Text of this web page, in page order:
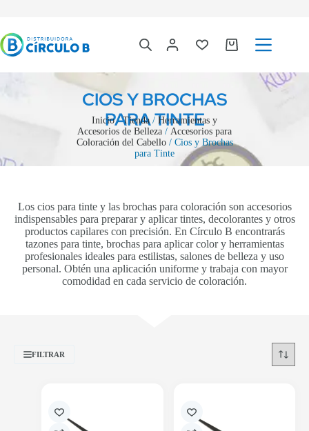
CIOS Y BROCHAS
PARA TINTE
Inicio/Tienda/ Herramientas y
Accesorios de Belleza / Accesorios para
Coloración del Cabello/ Cios y Brochas
para Tinte
Los cios para tinte y las brochas para coloración son accesorios
indispensables para preparar y aplicar tintes, decolorantes y otros
productos capilares con precisión. En Círculo B encontrarás
tazones para tinte, brochas para aplicar color y herramientas
profesionales ideales para estilistas, salones de belleza y uso
personal. Obtén una aplicación uniforme y trabaja con mayor
comodidad en cada servicio de coloración.
FILTRAR